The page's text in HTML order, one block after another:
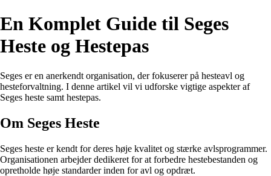
En Komplet Guide til Seges
Heste og Hestepas
Seges er en anerkendt organisation, der fokuserer på hesteavl og
hesteforvaltning. I denne artikel vil vi udforske vigtige aspekter af
Seges heste samt hestepas.
Om Seges Heste
Seges heste er kendt for deres høje kvalitet og stærke avlsprogrammer.
Organisationen arbejder dedikeret for at forbedre hestebestanden og
opretholde høje standarder inden for avl og opdræt.